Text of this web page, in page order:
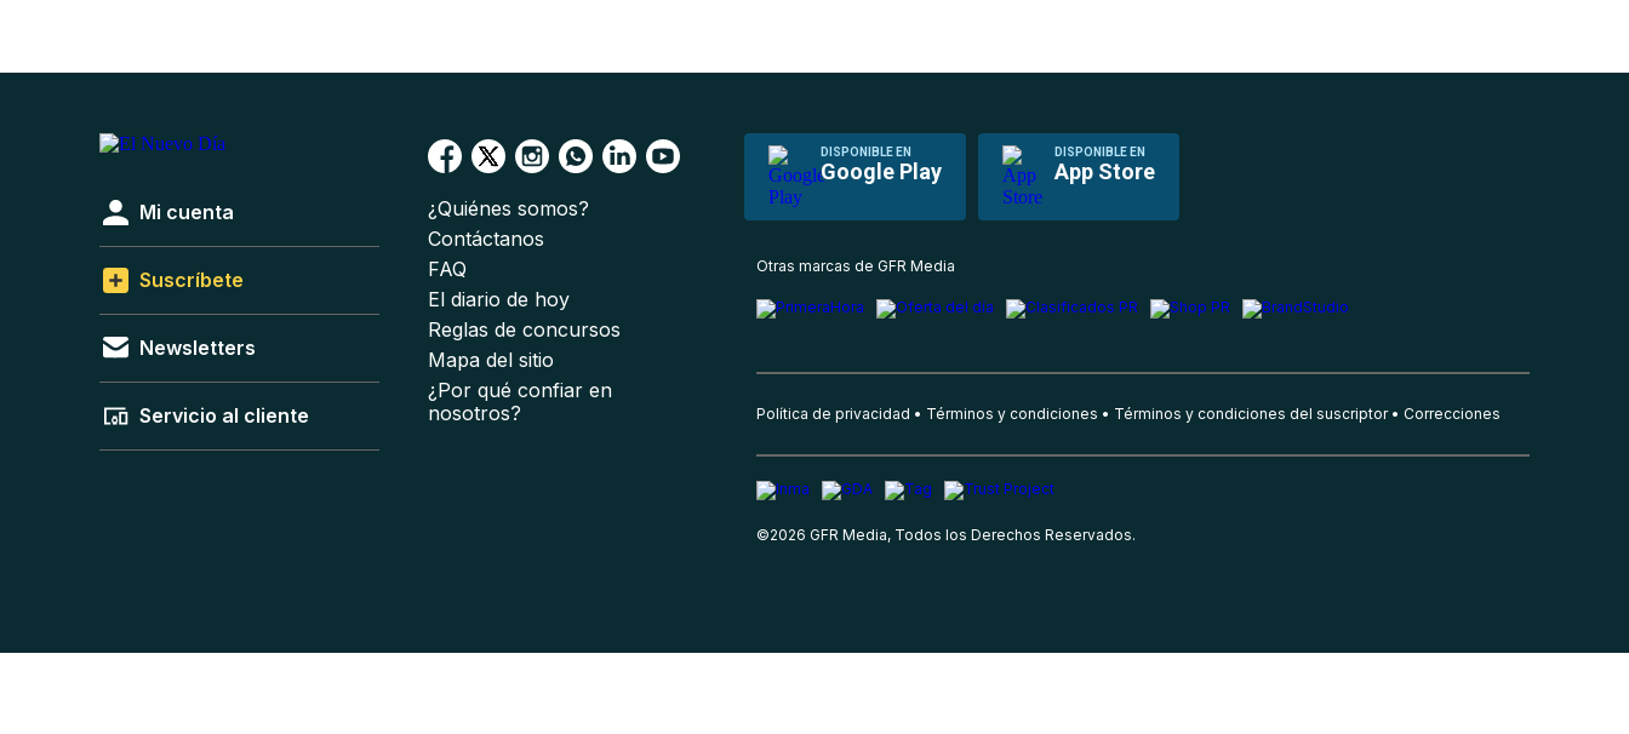
DISPONIBLE EN
Google Play
DISPONIBLE EN
App Store
Mi cuenta
Suscríbete
Newsletters
Servicio al cliente
¿Quiénes somos?
Contáctanos
FAQ
El diario de hoy
Reglas de concursos
Mapa del sitio
¿Por qué confiar en
nosotros?
Otras marcas de GFR Media
Política de privacidad Términos y condiciones Términos y condiciones del suscriptor Correcciones
©2026 GFR Media, Todos los Derechos Reservados.